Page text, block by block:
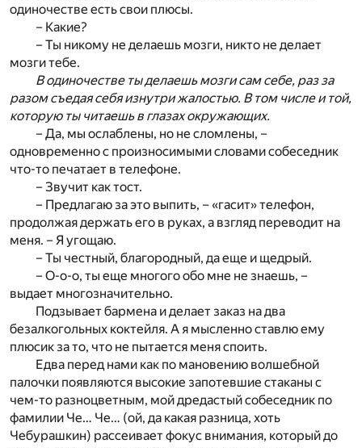
одиночестве есть свои плюсы.
– Какие?
– Ты никому не делаешь мозги, никто не делает
мозги тебе.
В одиночестве ты делаешь мозги сам себе, раз за
разом съедая себя изнутри жалостью. В том числе и той,
которую ты читаешь в глазах окружающих.
– Да, мы ослаблены, но не сломлены, –
одновременно с произносимыми словами собеседник
что-то печатает в телефоне.
– Звучит как тост.
– Предлагаю за это выпить, – «гасит» телефон,
продолжая держать его в руках, а взгляд переводит на
меня. – Я угощаю.
– Ты честный, благородный, да еще и щедрый.
– О-о-о, ты еще многого обо мне не знаешь, –
выдает многозначительно.
Подзывает бармена и делает заказ на два
безалкогольных коктейля. А я мысленно ставлю ему
плюсик за то, что не пытается меня споить.
Едва перед нами как по мановению волшебной
палочки появляются высокие запотевшие стаканы с
чем-то разноцветным, мой дредастый собеседник по
фамилии Че… Че… (ой, да какая разница, хоть
Чебурашкин) рассеивает фокус внимания, который до